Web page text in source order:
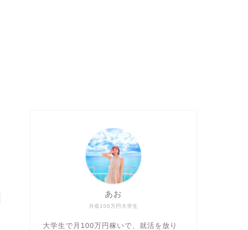
月収100万円大学生
あお
大学生で月100万円稼いで、就活を放り